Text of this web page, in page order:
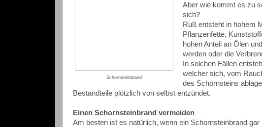
Schornsteinbrand
Aber wie kommt es zu
sich?
Ruß entsteht in hohem
Pflanzenfette,
hohen Anteil an Ölen
werden oder die
In solchen Fällen
welcher sich, vom
des Schornsteins
Bestandteile plötzlich von selbst entzündet.
Einen Schornsteinbrand vermeiden
Am besten ist es natürlich, wenn ein Schornsteinbrand